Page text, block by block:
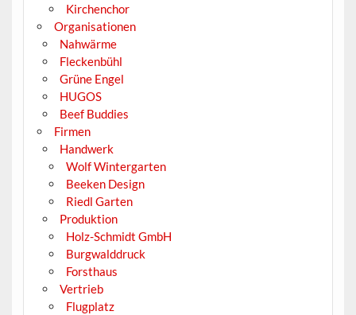
Kirchenchor
Organisationen
Nahwärme
Fleckenbühl
Grüne Engel
HUGOS
Beef Buddies
Firmen
Handwerk
Wolf Wintergarten
Beeken Design
Riedl Garten
Produktion
Holz-Schmidt GmbH
Burgwalddruck
Forsthaus
Vertrieb
Flugplatz